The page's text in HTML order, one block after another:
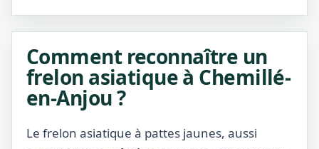
Comment reconnaître un
frelon asiatique à Chemillé-
en-Anjou ?
Le frelon asiatique à pattes jaunes, aussi